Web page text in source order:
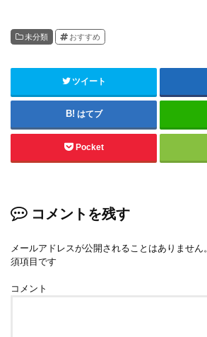
未分類 おすすめ
ツイート
はてブ
Pocket
コメントを残す
メールアドレスが公開されることはありません。
須項目です
コメント